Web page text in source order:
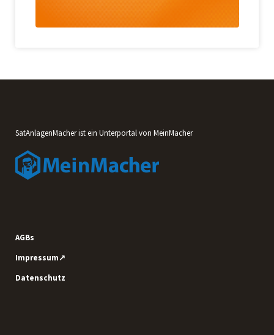
SatAnlagenMacher ist ein Unterportal von MeinMacher
AGBs
Impressum↗
Datenschutz